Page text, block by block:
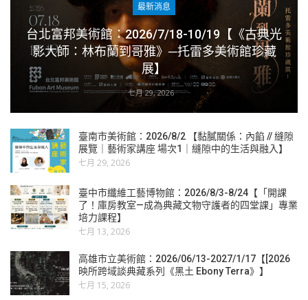
最新消息
台北富邦美術館：2026/7/18-10/19【《古典光
影大師：林布蘭到哥雅》─托雷多美術館珍藏
展】
七月 29, 2026
臺南市美術館：2026/8/2 【黏膩關係：內餡 // 縫隙
展覽｜藝術家講座 場次1｜縫隙中的生活與融入】
七月 29, 2026
臺中市纖維工藝博物館：2026/8/3-8/24【「開課
了！庫房教室—成為典藏文物守護者的四堂課」專業
培力課程】
七月 13, 2026
高雄市立美術館：2026/06/13-2027/1/17【[2026
映所跨域談典藏系列《黑土 Ebony Terra》】
七月 15, 2026